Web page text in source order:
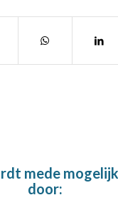
mede
door: